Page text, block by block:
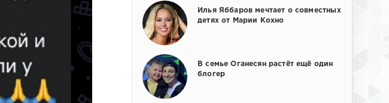
Илья Яббаров мечтает о совместных
детях от Марии Кохно
В семье Оганесян растёт ещё один
блогер